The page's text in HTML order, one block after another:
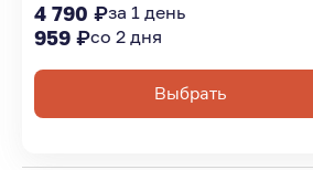
4 790 ₽за 1 день
959 ₽со 2 дня
Выбрать